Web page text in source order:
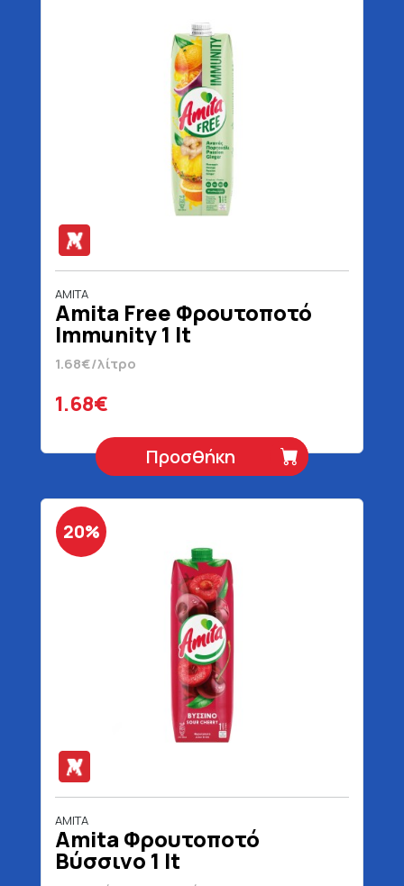
AMITA
Amita Free Φρουτοποτό
Immunity 1 lt
1.68€/λίτρο
1.68€
Προσθήκη
20%
AMITA
Amita Φρουτοποτό
Βύσσινο 1 lt